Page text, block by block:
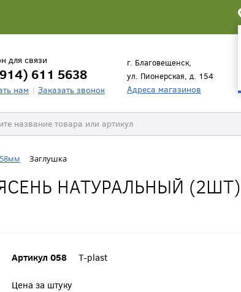
для связи
611 5638
нам Заказать звонок
г. Благовещенск,
ул. Пионерская, д. 154
Адреса магазинов
Заглушка
НАТУРАЛЬНЫЙ
Артикул 058 T-plast
Цена за штуку